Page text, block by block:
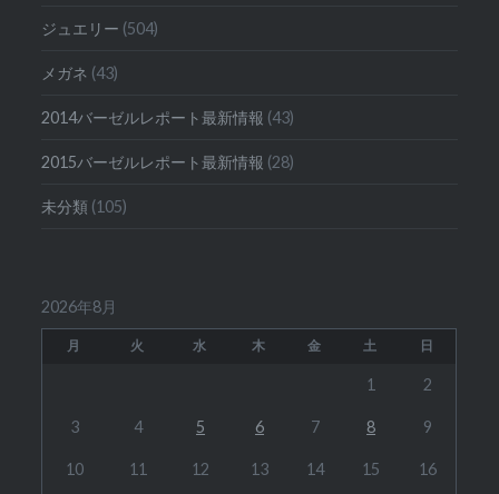
ジュエリー (504)
メガネ (43)
2014バーゼルレポート最新情報 (43)
2015バーゼルレポート最新情報 (28)
未分類 (105)
2026年8月
月 火 水 木 金 土 日
1 2
3 4 5 6 7 8 9
10 11 12 13 14 15 16